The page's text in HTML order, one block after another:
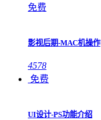
免费
影视后期-MAC机操作
4578
免费
UI设计-PS功能介绍